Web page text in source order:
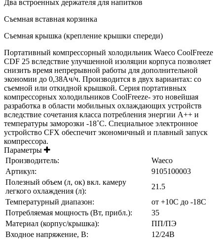
Два встроенных держателя для напитков
Съемная вставная корзинка
Съемная крышка (крепление крышки спереди)
Портативный компрессорный холодильник Waeco CoolFreeze
CDF 25 вследствие улучшенной изоляции корпуса позволяет
снизить время непрерывной работы для дополнительной
экономии до 0,38Ач/ч. Производится в двух вариантах: со
съемной или откидной крышкой. Серия портативных
компрессорных холодильников CoolFreeze- это новейшая
разработка в области мобильных охлаждающих устройств
вследствие сочетания класса потребления энергии А++ и
температуры заморозки -18˚С. Специальное электронное
устройство CFX обеспечит экономичный и плавный запуск
компрессора.
Параметры
Производитель:
Waeco
Артикул:
9105100003
Полезный объем (л, ок) вкл. камеру
легкого охлаждения (л):
21.5
Температурный диапазон:
от +10С до -18С
Потребляемая мощность (Вт, прибл.):
35
Материал (корпус/крышка):
ПП/ПЭ
Входное напряжение, В:
12/24В